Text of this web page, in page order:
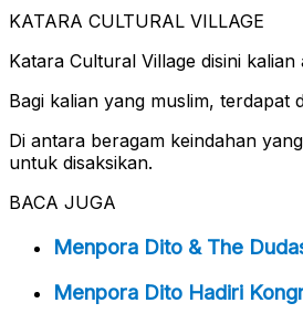
KATARA CULTURAL VILLAGE
Katara Cultural Village disini
Bagi kalian yang muslim, terdapat
Di antara beragam keindahan
untuk disaksikan.
BACA JUGA
Menpora Dito & The
Menpora Dito Hadiri